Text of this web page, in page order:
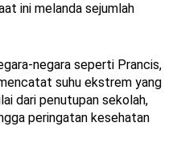
ini melanda sejumlah
negara seperti Prancis,
suhu ekstrem yang
dari penutupan sekolah,
peringatan kesehatan